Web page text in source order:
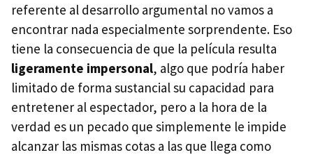
referente al desarrollo argumental no vamos a
encontrar nada especialmente sorprendente. Eso
tiene la consecuencia de que la película resulta
ligeramente impersonal, algo que podría haber
limitado de forma sustancial su capacidad para
entretener al espectador, pero a la hora de la
verdad es un pecado que simplemente le impide
alcanzar las mismas cotas a las que llega como